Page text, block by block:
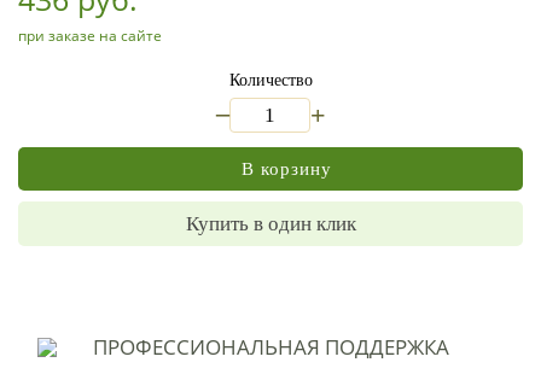
при заказе на сайте
Количество
+
В корзину
Купить в один клик
ПРОФЕССИОНАЛЬНАЯ ПОДДЕРЖКА